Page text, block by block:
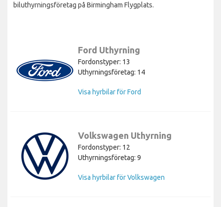
biluthyrningsföretag på Birmingham Flygplats.
Ford Uthyrning
Fordonstyper: 13
Uthyrningsföretag: 14
Visa hyrbilar för Ford
Volkswagen Uthyrning
Fordonstyper: 12
Uthyrningsföretag: 9
Visa hyrbilar för Volkswagen